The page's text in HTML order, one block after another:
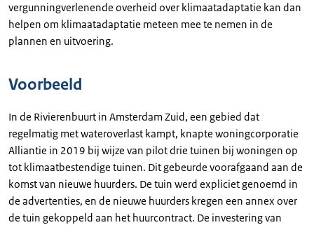
vergunningverlenende overheid over klimaatadaptatie kan dan
helpen om klimaatadaptatie meteen mee te nemen in de
plannen en uitvoering.
Voorbeeld
In de Rivierenbuurt in Amsterdam Zuid, een gebied dat
regelmatig met wateroverlast kampt, knapte woningcorporatie
Alliantie in 2019 bij wijze van pilot drie tuinen bij woningen op
tot klimaatbestendige tuinen. Dit gebeurde voorafgaand aan de
komst van nieuwe huurders. De tuin werd expliciet genoemd in
de advertenties, en de nieuwe huurders kregen een annex over
de tuin gekoppeld aan het huurcontract. De investering van